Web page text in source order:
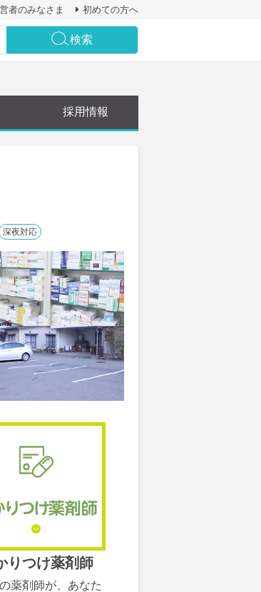
者のみなさま 初めての方へ
検索
採用情報
深夜対応
りつけ薬剤師
薬剤師が、あなた